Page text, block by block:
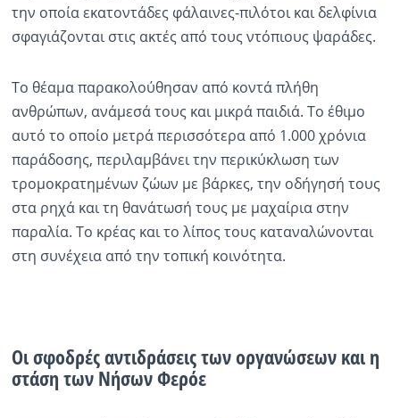
την οποία εκατοντάδες φάλαινες-πιλότοι και δελφίνια
σφαγιάζονται στις ακτές από τους ντόπιους ψαράδες.
Το θέαμα παρακολούθησαν από κοντά πλήθη
ανθρώπων, ανάμεσά τους και μικρά παιδιά. Το έθιμο
αυτό το οποίο μετρά περισσότερα από 1.000 χρόνια
παράδοσης, περιλαμβάνει την περικύκλωση των
τρομοκρατημένων ζώων με βάρκες, την οδήγησή τους
στα ρηχά και τη θανάτωσή τους με μαχαίρια στην
παραλία. Το κρέας και το λίπος τους καταναλώνονται
στη συνέχεια από την τοπική κοινότητα.
Οι σφοδρές αντιδράσεις των οργανώσεων και η
στάση των Νήσων Φερόε